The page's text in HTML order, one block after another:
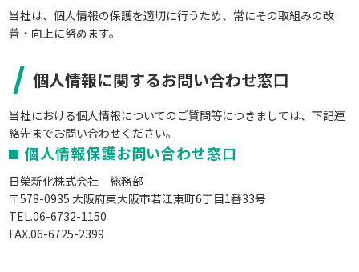
当社は、個人情報の保護を適切に行うため、常にその取組みの改
善・向上に努めます。
個人情報に関するお問い合わせ窓口
当社における個人情報についてのご質問等につきましては、下記連
絡先までお問い合わせください。
個人情報保護お問い合わせ窓口
日榮新化株式会社 総務部
〒578-0935 大阪府東大阪市若江東町6丁目1番33号
TEL.06-6732-1150
FAX.06-6725-2399